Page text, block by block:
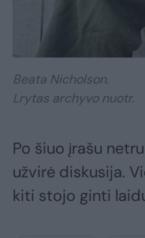
Beata Nicholson.
Lrytas archyvo nuotr.
Po šiuo įrašu
užvirė diskusija.
kiti stojo ginti